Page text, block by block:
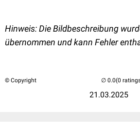
Hinweis: Die Bildbeschreibung
übernommen und kann Fehler
© Copyright
21.03.2025
(0